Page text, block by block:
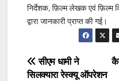
निर्देशक, फ़िल्म लेखक एवं फ़िल्म
द्वारा जानकारी प्राप्त की गई।
Post
सीएम धामी ने
सिलक्यारा रेस्क्यू ऑपरेशन